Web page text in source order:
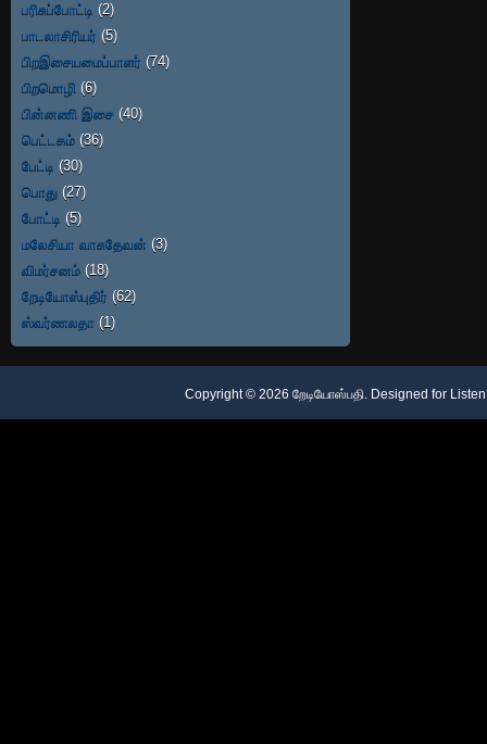
பரிசுப்போட்டி (2)
பாடலாசிரியர் (5)
பிறஇசையமைப்பாளர் (74)
பிறமொழி (6)
பின்னணி இசை (40)
பெட்டகம் (36)
பேட்டி (30)
பொது (27)
போட்டி (5)
மலேசியா வாசுதேவன் (3)
விமர்சனம் (18)
றேடியோஸ்புதிர் (62)
ஸ்வர்ணலதா (1)
Copyright © 2026 றேடியோஸ்பதி. Designed for